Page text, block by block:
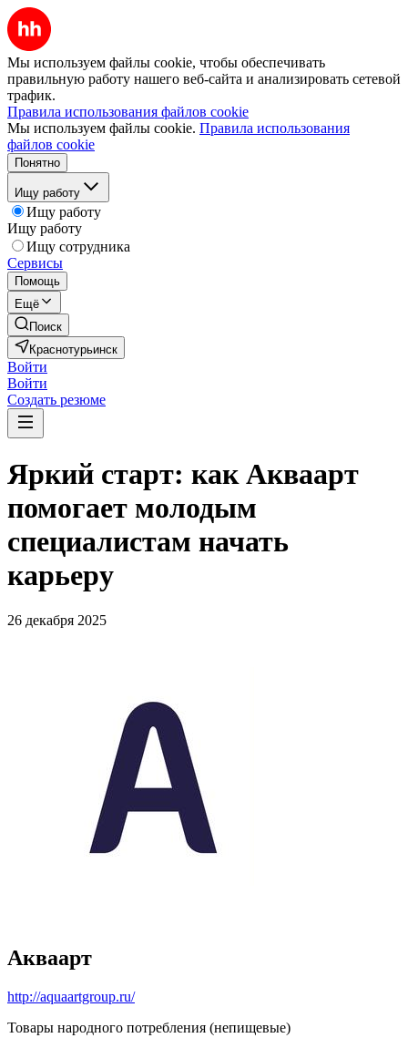
Мы используем файлы cookie, чтобы обеспечивать
правильную работу нашего веб-сайта и анализировать сетевой
трафик.
Правила использования файлов cookie
Мы используем файлы cookie. Правила использования
файлов cookie
Понятно
Ищу работу
Ищу работу
Ищу работу
Ищу сотрудника
Сервисы
Помощь
Ещё
Поиск
Краснотурьинск
Войти
Войти
Создать резюме
Яркий старт: как Акваарт
помогает молодым
специалистам начать
карьеру
26 декабря 2025
Акваарт
http://aquaartgroup.ru/
Товары народного потребления (непищевые)